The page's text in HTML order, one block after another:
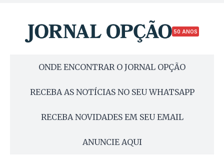
50 ANOS
ONDE ENCONTRAR O JORNAL OPÇÃO
RECEBA AS NOTÍCIAS NO SEU WHATSAPP
RECEBA NOVIDADES EM SEU EMAIL
ANUNCIE AQUI